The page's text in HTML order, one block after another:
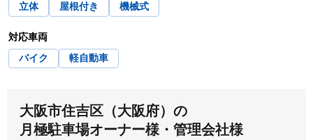
大阪市淀川区
柏原市
岸和田市
細井川
立体
屋根付き 機械式
対応車両
バイク
軽自動車
大阪市住吉区（大阪府）の
月極駐車場オーナー様・管理会社様